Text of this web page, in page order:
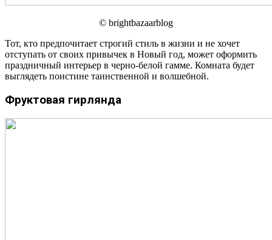
© brightbazaarblog
Тот, кто предпочитает строгий стиль в жизни и не хочет
отступать от своих привычек в Новый год, может оформить
праздничный интерьер в черно-белой гамме. Комната будет
выглядеть поистине таинственной и волшебной.
Фруктовая гирлянда